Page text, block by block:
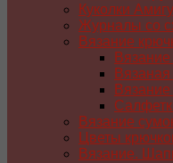
Куколки
Журналы со
Вязание
Вязание
Цветы
Вязание.